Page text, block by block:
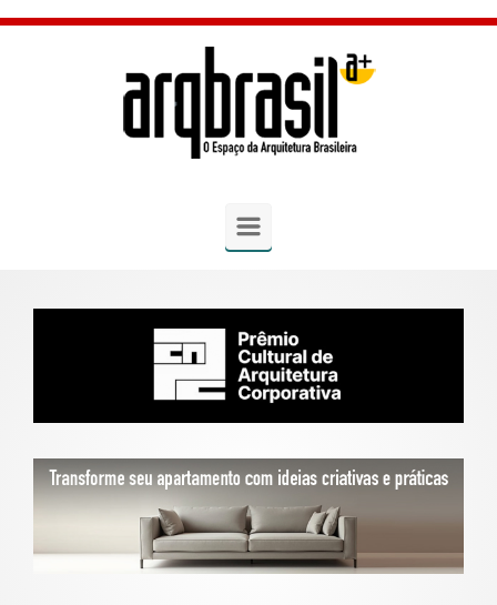
Skip to main content